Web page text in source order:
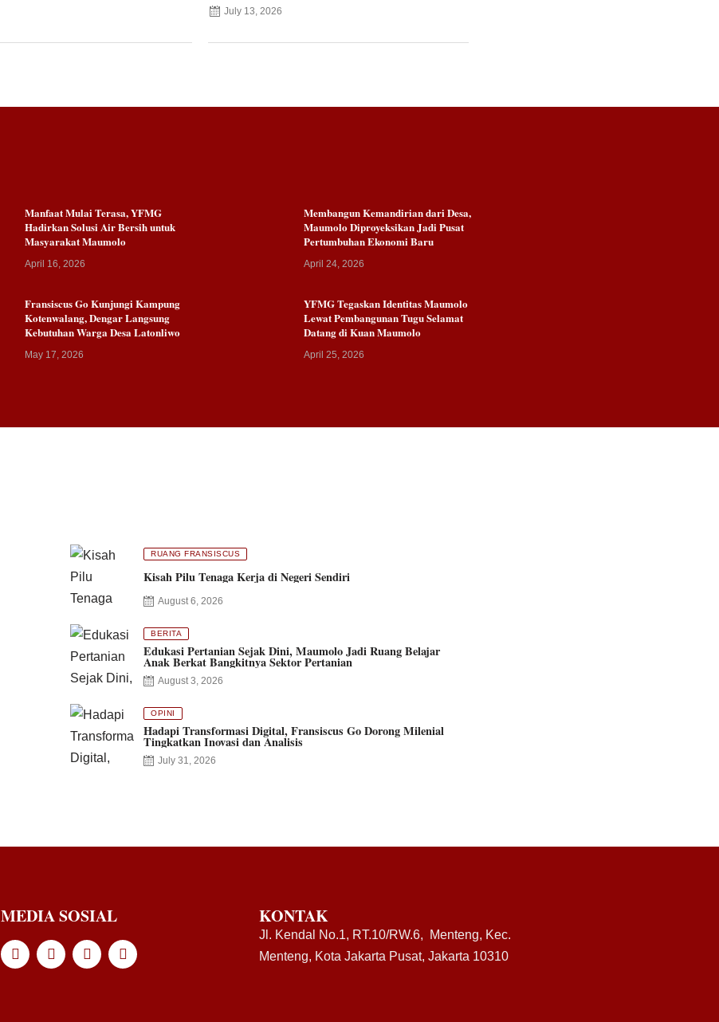
July 13, 2026
Manfaat Mulai Terasa, YFMG
Hadirkan Solusi Air Bersih untuk
Masyarakat Maumolo
April 16, 2026
Membangun Kemandirian dari Desa,
Maumolo Diproyeksikan Jadi Pusat
Pertumbuhan Ekonomi Baru
April 24, 2026
Fransiscus Go Kunjungi Kampung
Kotenwalang, Dengar Langsung
Kebutuhan Warga Desa Latonliwo
May 17, 2026
YFMG Tegaskan Identitas Maumolo
Lewat Pembangunan Tugu Selamat
Datang di Kuan Maumolo
April 25, 2026
RUANG FRANSISCUS
Kisah Pilu Tenaga Kerja di Negeri Sendiri
August 6, 2026
BERITA
Edukasi Pertanian Sejak Dini, Maumolo Jadi Ruang Belajar
Anak Berkat Bangkitnya Sektor Pertanian
August 3, 2026
OPINI
Hadapi Transformasi Digital, Fransiscus Go Dorong Milenial
Tingkatkan Inovasi dan Analisis
July 31, 2026
MEDIA SOSIAL KONTAK
Jl. Kendal No.1, RT.10/RW.6, Menteng, Kec.
Menteng, Kota Jakarta Pusat, Jakarta 10310